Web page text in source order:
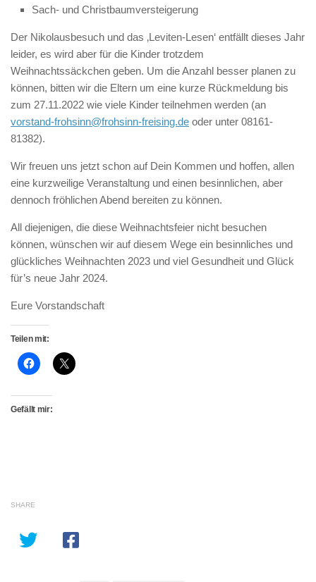
Sach- und Christbaumversteigerung
Der Nikolausbesuch und das ‚Leviten-Lesen‘ entfällt dieses Jahr
leider, es wird aber für die Kinder trotzdem
Weihnachtssäckchen geben. Um die Anzahl besser planen zu
können, bitten wir die Eltern um eine kurze Rückmeldung bis
zum 27.11.2022 wie viele Kinder teilnehmen werden (an
vorstand-frohsinn@frohsinn-freising.de oder unter 08161-
81382).
Wir freuen uns jetzt schon auf Dein Kommen und hoffen, allen
eine kurzweilige Veranstaltung und einen besinnlichen, aber
dennoch fröhlichen Abend bereiten zu können.
All diejenigen, die diese Weihnachtsfeier nicht besuchen
können, wünschen wir auf diesem Wege ein besinnliches und
glückliches Weihnachten 2023 und viel Gesundheit und Glück
für’s neue Jahr 2024.
Eure Vorstandschaft
Teilen mit:
Gefällt mir:
SHARE